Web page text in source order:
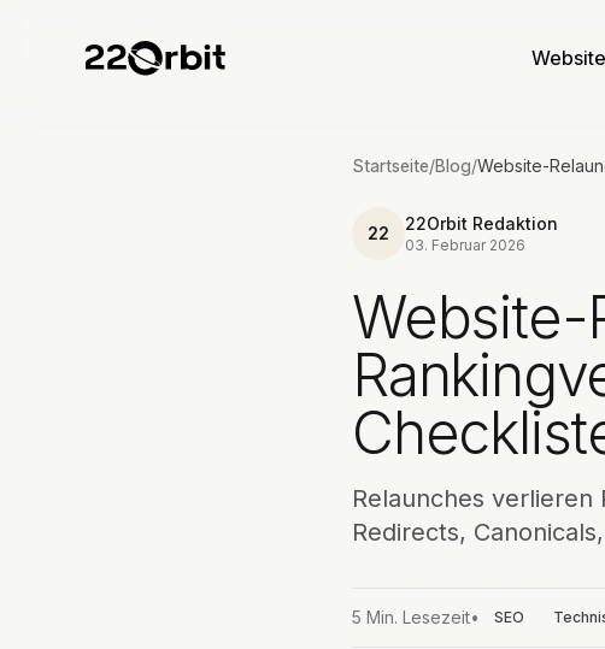
Startseite/Blog/
22 22Orbit Redaktion
03. Februar 2026
Website-
Relaunches verlieren
Redirects,
5 Min. Lesezeit• SEO